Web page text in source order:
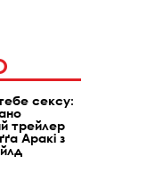
сексу:
трейлер
Аракі з